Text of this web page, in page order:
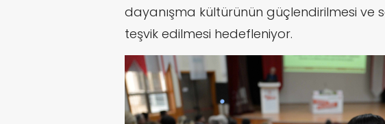
dayanışma kültürünün güçlendirilmesi ve
teşvik edilmesi hedefleniyor.